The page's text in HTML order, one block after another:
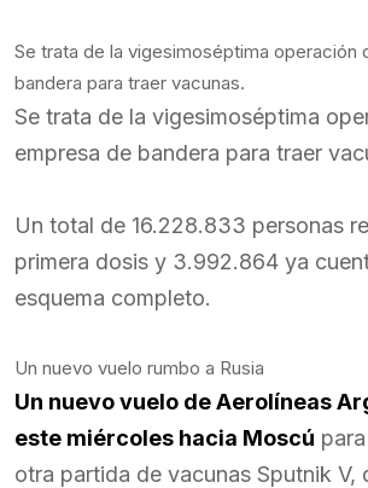
Se trata de la vigesimoséptima operación
bandera para traer vacunas.
Se trata de la vigesimoséptima
empresa de bandera para traer
Un total de 16.228.833 personas
primera dosis y 3.992.864 ya
esquema completo.
Un nuevo vuelo rumbo a Rusia
Un nuevo vuelo de Aerolíneas
este miércoles hacia Moscú
otra partida de vacunas Sputnik V,